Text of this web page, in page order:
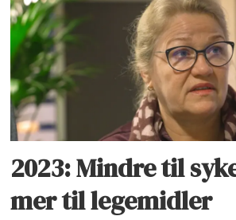
2023: Mindre til
mer til legemidler